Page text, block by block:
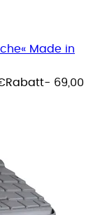
Made in
Rabatt- 69,00